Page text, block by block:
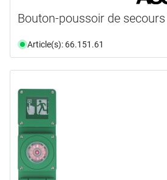
Bouton-poussoir de
Article(s): 66.151.61